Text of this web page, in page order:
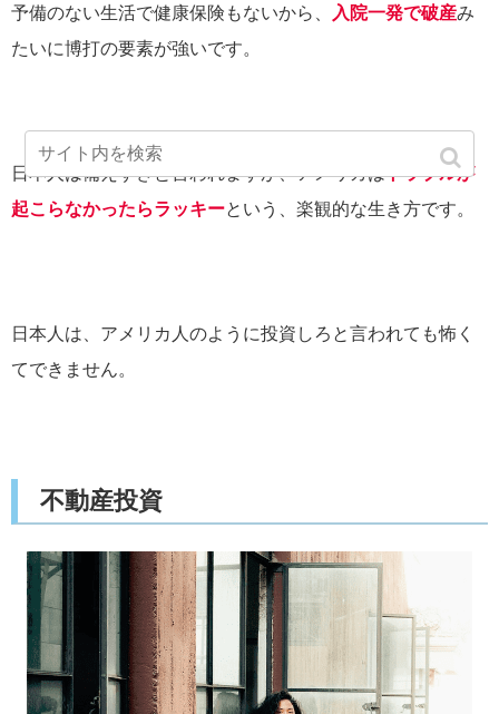
予備のない生活で健康保険もないから、 入院一発で破産み
たいに博打の要素が強いです。
日本人は備えすぎと言われますが、アメリカはトラブルが
起こらなかったらラッキーという、楽観的な生き方です。
日本人は、アメリカ人のように投資しろと言われても怖く
てできません。
不動産投資